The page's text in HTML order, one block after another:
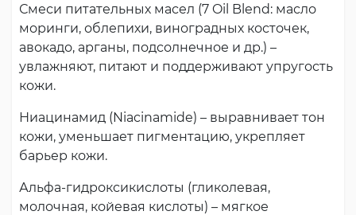
Смеси питательных масел (7 Oil Blend: масло
моринги, облепихи, виноградных косточек,
авокадо, арганы, подсолнечное и др.) –
увлажняют, питают и поддерживают упругость
кожи.
Ниацинамид (Niacinamide) – выравнивает тон
кожи, уменьшает пигментацию, укрепляет
барьер кожи.
Альфа-гидроксикислоты (гликолевая,
молочная, койевая кислоты) – мягкое